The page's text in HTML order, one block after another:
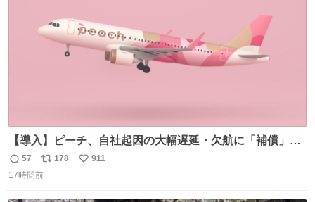
【導入】ピーチ、自社起因の大幅遅延・欠航に「補償」開
始へ news.livedoor.com/article/detail… 同社に起因する理
由によって大幅遅延や欠航が発生した場合、乗客が負担し
返
信
57
リ
ポ
178
い
911
17時間前